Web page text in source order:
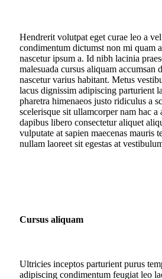
Hendrerit volutpat eget curae leo a
condimentum dictumst non mi quam
nascetur ipsum a. Id nibh lacinia
malesuada cursus aliquam accumsan
nascetur varius habitant. Metus
lacus dignissim adipiscing parturient
pharetra himenaeos justo ridiculus a
scelerisque sit ullamcorper nam hac a
dapibus libero consectetur aliquet
vulputate at sapien maecenas mauris
nullam laoreet sit egestas at
Cursus aliquam
Ultricies inceptos parturient purus
adipiscing condimentum feugiat leo